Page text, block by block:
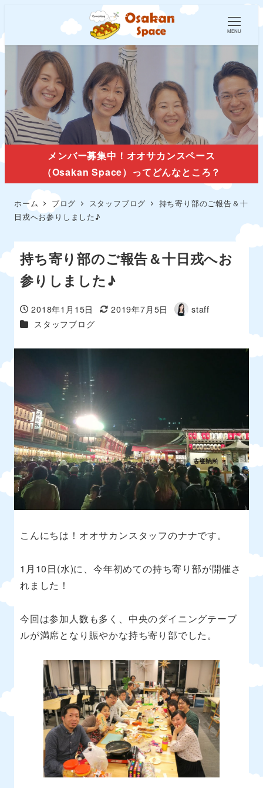
MENU
スタッフブログ
メンバー募集中！オオサカンスペース
（Osakan Space）ってどんなところ？
ホーム ブログ スタッフブログ
持ち寄り部のご報告＆十
日戎へお参りしました♪
持ち寄り部のご報告＆十日戎へお
参りしました♪
投稿日
2018年1月15日
更新日
2019年7月5日
著
staff
カテゴリー
スタッフブログ
こんにちは！オオサカンスタッフのナナです。
1 月 10日(水)に、今年初めての持ち寄り部が開催さ
れました！
今回は参加人数も多く、中央のダイニングテーブ
ルが満席となり賑やかな持ち寄り部でした。